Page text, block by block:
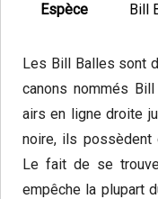
Espèce
Bill
Les Bill Balles sont
canons nommés
airs en ligne droite
noire, ils possèdent
Le fait de se
empêche la plupart